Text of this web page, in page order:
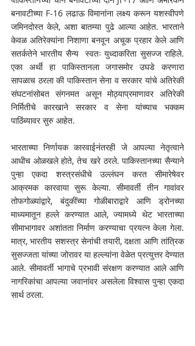
बनावटीच्या F-16 लढाऊ विमानांना लक्ष्य करून यशस्वीपणे
जमिनदोस्त केले, अशा बातम्या पुढे आल्या आहेत. भारताने
केवळ अतिरेक्यांना निशाणा बनवून अचूक प्रहार केले आणि
सतर्कतेने भारतीय सैन्य  स्वतः युध्दाकरिता सुसज्ज राहिले.
एका अर्थी हा पाकिस्तानला जगासमोर उघडे करणारा
सापळाच ठरला की पाकिस्तान सेना व सरकार यांचे अतिरेकी
संघटनांसोबत संगनमत असून मोठ्याप्रमाणावर अतिरेकी
निर्मितीचे कारखाने सरकार व सेना यांच्याच भक्कम
पाठिंब्यावर सुरु आहेत.
भारताच्या निर्णायक कारवाईनंतरही जे आपल्या नेतृत्वाने
आधीच ओळखले होते, तेच खरे ठरले. पाकिस्तानच्या सैन्याने
पुन्हा एकदा शस्त्रसंधीचे उल्लंघन करत सीमारेषेवर
आक्रमक कारवाया सुरू केल्या. सीमावर्ती तीन गावांवर
तोफगोळ्यांद्वारे, बंदुकींच्या गोळीबाराद्वारे आणि ड्रोनच्या
माध्यमातून हल्ले करण्यात आले, ज्यामध्ये थेट भारताच्या
सीमाभागावर अशांतता निर्माण करण्याचा प्रयत्न केला गेला.
मात्र, भारतीय सशस्त्र सेनांची तयारी, दक्षता आणि तांत्रिक
सुसज्जता यांच्या जोरावर या हल्ल्यांना वेळेत प्रत्युत्तर देण्यात
आले. सीमावर्ती भागाचे प्रभावी संरक्षण करण्यात आले आणि
नागरिकांचा आपल्या जवानांवर असलेला विश्वास पुन्हा एकदा
सार्थ ठरला.